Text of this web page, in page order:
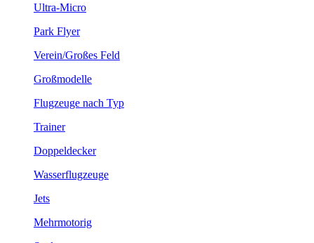
Ultra-Micro
Park Flyer
Verein/Großes Feld
Großmodelle
Flugzeuge nach Typ
Trainer
Doppeldecker
Wasserflugzeuge
Jets
Mehrmotorig